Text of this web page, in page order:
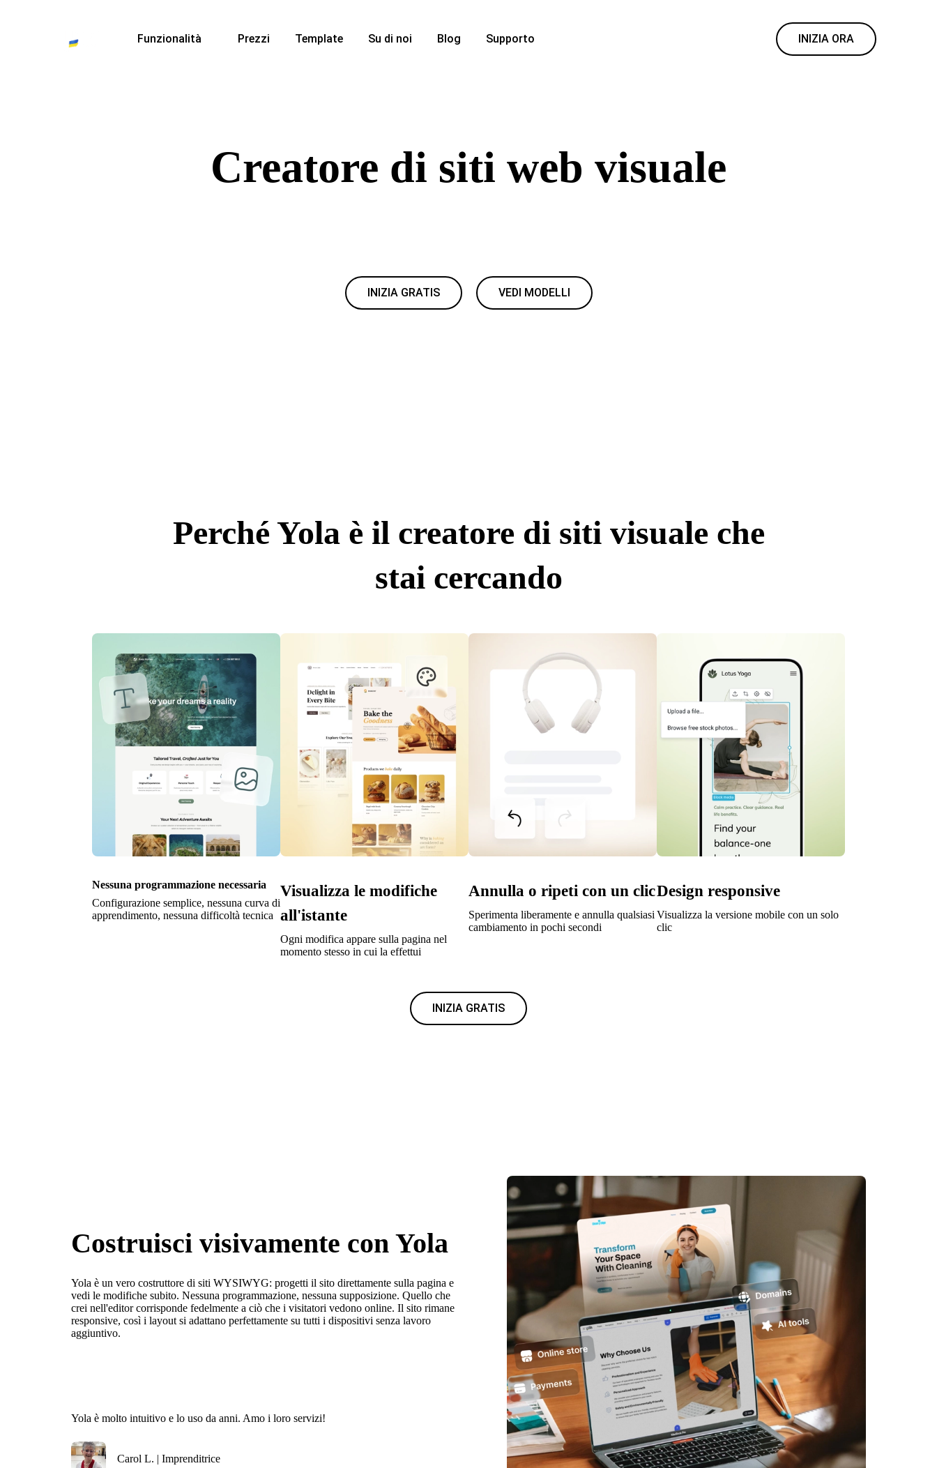
Funzionalità Prezzi Template Su di noi Blog Supporto INIZIA ORA
Creatore di siti web visuale
INIZIA GRATIS VEDI MODELLI
Perché Yola è il creatore di siti visuale che
stai cercando
Nessuna programmazione necessaria
Configurazione semplice, nessuna curva di
apprendimento, nessuna difficoltà tecnica
Visualizza le modifiche
all'istante
Ogni modifica appare sulla pagina nel
momento stesso in cui la effettui
Annulla o ripeti con un clic
Sperimenta liberamente e annulla qualsiasi
cambiamento in pochi secondi
Design responsive
Visualizza la versione mobile con un solo
clic
INIZIA GRATIS
Costruisci visivamente con Yola
Yola è un vero costruttore di siti WYSIWYG: progetti il sito direttamente sulla pagina e
vedi le modifiche subito. Nessuna programmazione, nessuna supposizione. Quello che
crei nell'editor corrisponde fedelmente a ciò che i visitatori vedono online. Il sito rimane
responsive, così i layout si adattano perfettamente su tutti i dispositivi senza lavoro
aggiuntivo.
Yola è molto intuitivo e lo uso da anni. Amo i loro servizi!
Carol L. | Imprenditrice